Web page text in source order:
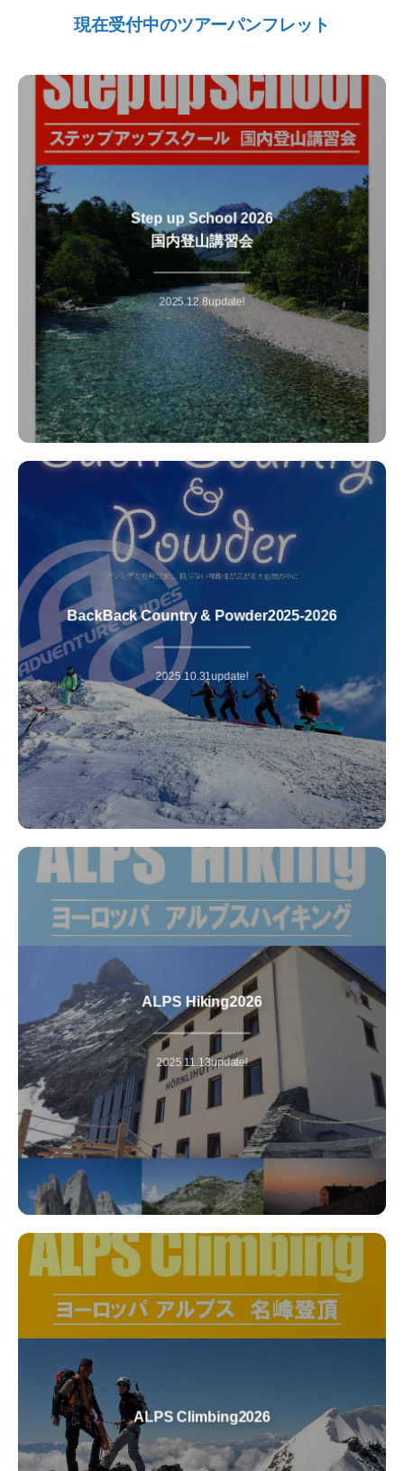
現在受付中のツアーパンフレット
Step up School 2026
国内登山講習会
2025.12.8update!
山岳ガイドと登ることを前提として「世界の名峰」や「国内のバ
リエーションルート」などいろいろな山にチャレンジするため
に、技術・経験・体力レベルのアップを目指す講習会です。
BackBack Country & Powder2025‐2026
2025.10.31update!
ゲレンデから飛び出し、限りない可能性が広がる大自然の中に！
冬山登山と同様のリスクがあるバックカントリーを山岳ガイドの
案内で安心して楽しめます。
ALPS Hiking2026
2025.11.13update!
「山岳ガイド」「現地トレッキングガイド」など、アルプスのエ
キスパートが歩いて出合った「本当のアルプス」 を
ご案内いたします。
少人数ツアーでアルプスの山歩きをゆっくりと楽しみましょう！
ALPS Climbing2026
氷河を抱くヨーロッパアルプスでは、夏でも雪稜や岩稜の登攀が
楽しめます。国際山岳ガイド連盟認定ガイドが皆様を山頂に導き
ます。アルプスの雄大な景色の中、壮大なスケールの山岳登攀を
楽しみましょう。